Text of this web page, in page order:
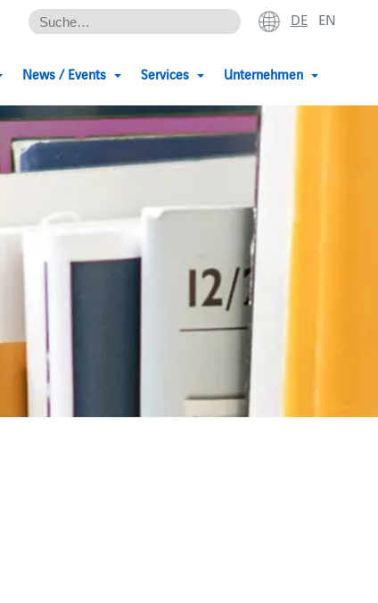
DE EN
News / Events Services Unternehmen